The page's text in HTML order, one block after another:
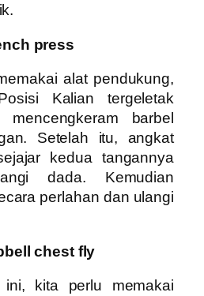
press
alat pendukung,
Kalian tergeletak
barbel
Setelah itu, angkat
kedua tangannya
dada. Kemudian
perlahan dan ulangi
chest fly
ini, kita perlu memakai